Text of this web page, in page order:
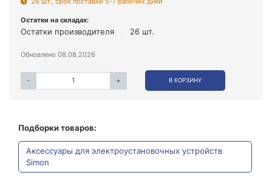
Остатки на складах:
Остатки производителя 26 шт.
Обновлено 08.08.2026
- + В КОРЗИНУ
Подборки товаров:
Аксессуары для электроустановочных устройств
Simon